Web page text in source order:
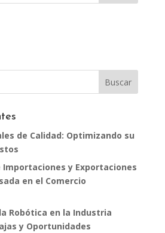
de Calidad: Optimizando su
Importaciones y Exportaciones
en el Comercio
Robótica en la Industria
y Oportunidades